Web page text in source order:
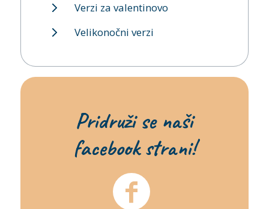
Verzi za valentinovo
Velikonočni verzi
Pridruži se naši
facebook strani!